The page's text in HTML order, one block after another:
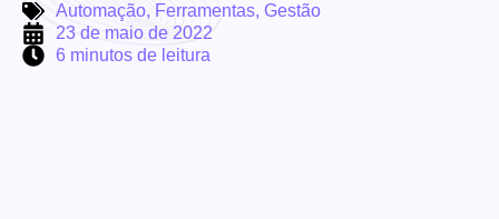
Automação, Ferramentas, Gestão
23 de maio de 2022
6 minutos de leitura